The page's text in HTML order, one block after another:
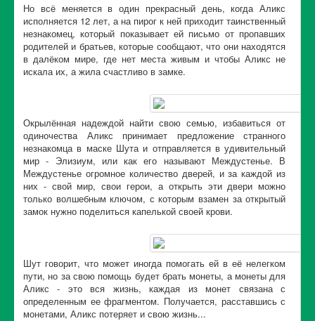
Но всё меняется в один прекрасный день, когда Аликс
исполняется 12 лет, а на пирог к ней приходит таинственный
незнакомец, который показывает ей письмо от пропавших
родителей и братьев, которые сообщают, что они находятся
в далёком мире, где нет места живым и чтобы Аликс не
искала их, а жила счастливо в замке.
Окрылённая надеждой найти свою семью, избавиться от
одиночества Аликс принимает предложение странного
незнакомца в маске Шута и отправляется в удивительный
мир - Элизиум, или как его называют Междустенье. В
Междустенье огромное количество дверей, и за каждой из
них - свой мир, свои герои, а открыть эти двери можно
только волшебным ключом, с которым взамен за открытый
замок нужно поделиться капелькой своей крови.
Шут говорит, что может иногда помогать ей в её нелегком
пути, но за свою помощь будет брать монеты, а монеты для
Аликс - это вся жизнь, каждая из монет связана с
определенным ее фрагментом. Получается, расставшись с
монетами, Аликс потеряет и свою жизнь...